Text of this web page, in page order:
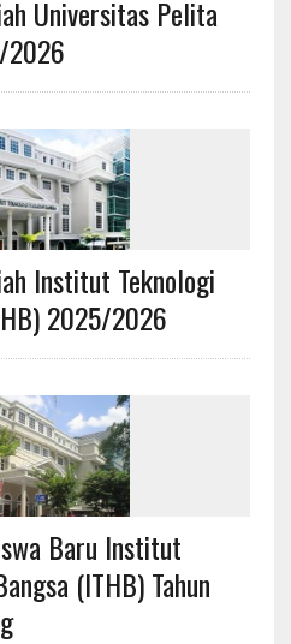
Universitas Pelita
2026
Institut Teknologi
2025/2026
Baru Institut
(ITHB) Tahun